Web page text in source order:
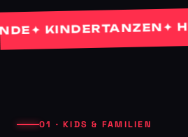
✦ KINDERTANZEN✦ HIP
01 · KIDS & FAMILIEN